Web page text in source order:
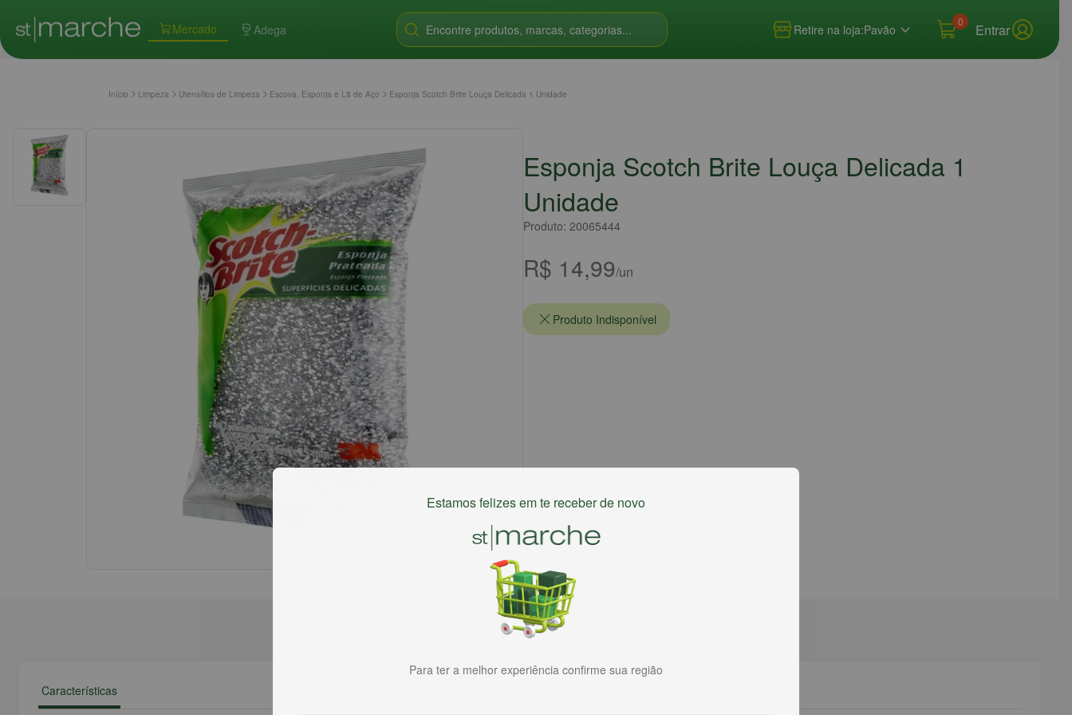
Mercado Adega Encontre produtos, marcas, categorias... Retire na loja:Pavão
0 Entrar
Início Limpeza Utensílios de Limpeza Escova, Esponja e Lã de Aço Esponja Scotch Brite Louça Delicada 1 Unidade
Esponja Scotch Brite Louça Delicada 1
Unidade
Produto: 20065444
R$ 14,99/un
Produto Indisponível
Características
Estamos felizes em te receber de novo
Para ter a melhor experiência confirme sua região